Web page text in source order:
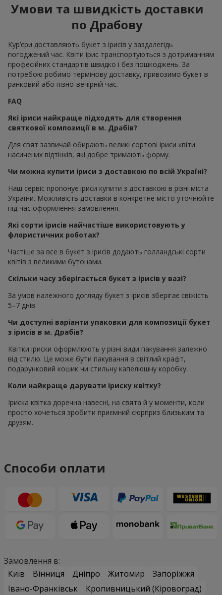
Умови та швидкість доставки
по Драбову
Кур’єри доставляють букет з ірисів у заздалегідь
погоджений час. Квіти ірис транспортуються з дотриманням
професійних стандартів швидко і без пошкоджень. За
потребою робимо термінову доставку, привозимо букет в
ранковий або пізно-вечірній час.
FAQ
Які іриси найкраще підходять для створення
святкової композиції в м. Драбів?
Для свят зазвичай обирають великі сортові іриси квіти
насичених відтінків, які добре тримають форму.
Чи можна купити іриси з доставкою по всій Україні?
Наш сервіс пропонує іриси купити з доставкою в різні міста
України. Можливість доставки в конкретне місто уточнюйте
під час оформлення замовлення.
Які сорти ірисів найчастіше використовують у
флористичних роботах?
Частіше за все в букет з ірисів додають голландські сорти
квітів з великими бутонами.
Скільки часу зберігається букет з ірисів у вазі?
За умов належного догляду букет з ірисів зберігає свіжість
5–7 днів.
Чи доступні варіанти упаковки для композиції букет
з ірисів в м. Драбів?
Квітки іриски оформлюють у різні види пакування залежно
від стилю. Це може бути пакування в світлий крафт,
подарунковий кошик чи стильну капелюшну коробку.
Коли найкраще дарувати іриску квітку?
Іриска квітка доречна навесні, на свята й у моменти, коли
просто хочеться зробити приємний сюрприз близьким та
друзям.
Способи оплати
Замовлення в:
Київ
Вінниця Дніпро Житомир
Запоріжжя
Івано-Франківськ
Кропивницький (Кіровоград)